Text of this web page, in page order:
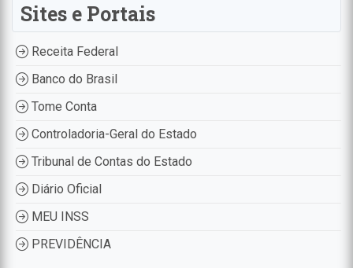
Sites e Portais
Receita Federal
Banco do Brasil
Tome Conta
Controladoria-Geral do Estado
Tribunal de Contas do Estado
Diário Oficial
MEU INSS
PREVIDÊNCIA